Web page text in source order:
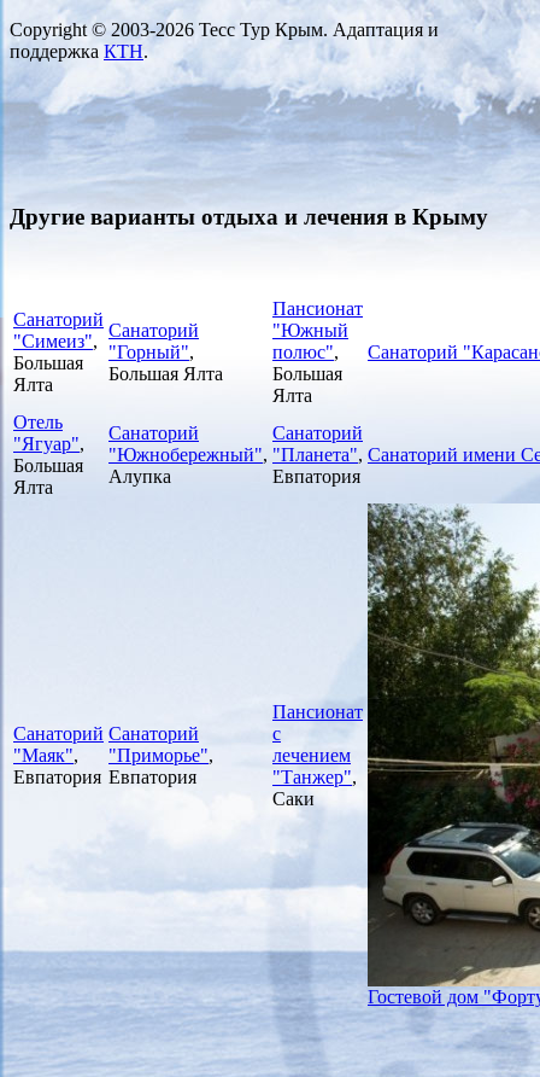
Copyright © 2003-2026 Тесс Тур Крым. Адаптация и
поддержка КТН.
Другие варианты отдыха и лечения в Крыму
Санаторий
"Симеиз",
Большая
Ялта
Санаторий
"Горный",
Большая Ялта
Пансионат
"Южный
полюс",
Большая
Ялта
Санаторий
Отель
"Ягуар",
Большая
Ялта
Санаторий
"Южнобережный",
Алупка
Санаторий
"Планета",
Евпатория
Санаторий имени
Санаторий
"Маяк",
Евпатория
Санаторий
"Приморье",
Евпатория
Пансионат
с
лечением
"Танжер",
Саки
Гостевой дом